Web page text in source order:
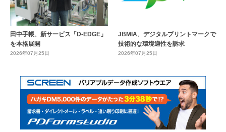
田中手帳、新サービス「D-EDGE」
を本格展開
2026年07月25日
JBMIA、デジタルプリントマークで
技術的な環境適性を訴求
2026年07月25日